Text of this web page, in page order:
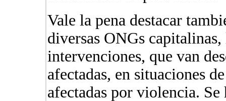
Vale la pena destacar
diversas ONGs
intervenciones, que van
afectadas, en situaciones
afectadas por violencia.